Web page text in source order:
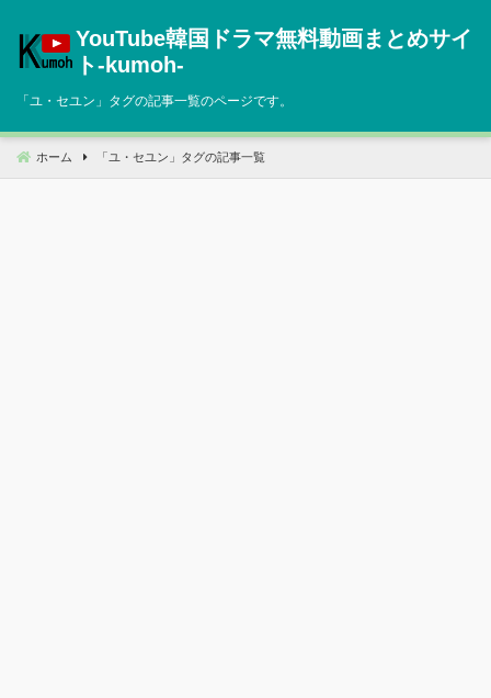
へ
動
YouTube韓国ドラマ無料動画まとめサイ
ト‐kumoh‐
「 ユ・セユン 」タグの記事一覧のページです。
ホーム 「 ユ・セユン 」タグの記事一覧